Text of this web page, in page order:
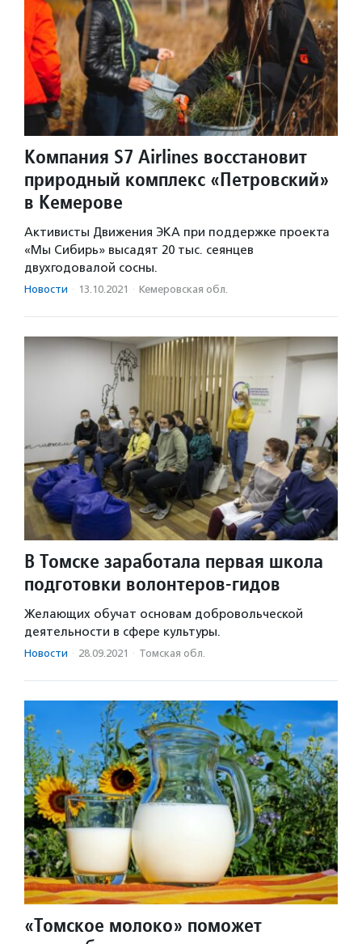
Компания S7 Airlines восстановит
природный комплекс «Петровский»
в Кемерове
Активисты Движения ЭКА при поддержке проекта
«Мы Сибирь» высадят 20 тыс. сеянцев
двухгодовалой сосны.
Новости · 13.10.2021 · Кемеровская обл.
В Томске заработала первая школа
подготовки волонтеров-гидов
Желающих обучат основам добровольческой
деятельности в сфере культуры.
Новости · 28.09.2021 · Томская обл.
«Томское молоко» поможет